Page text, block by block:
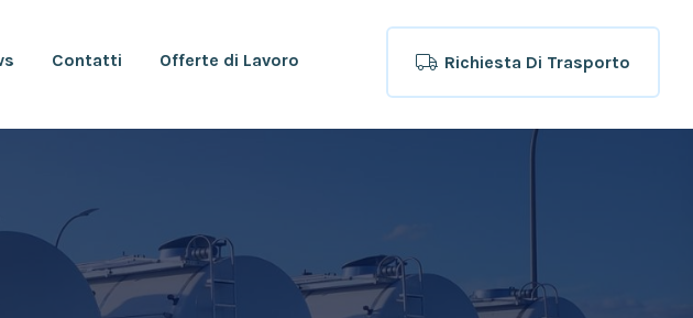
Contatti Offerte di Lavoro Richiesta Di Trasporto